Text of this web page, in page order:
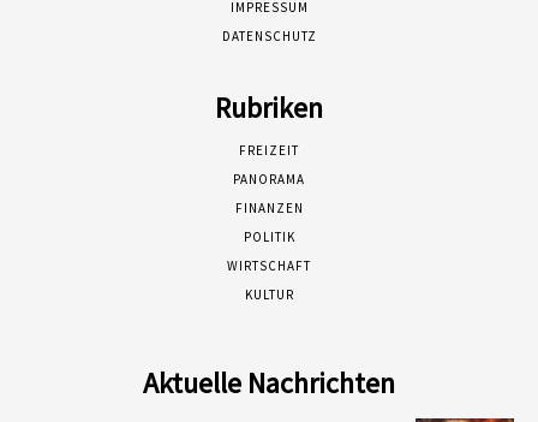
IMPRESSUM
DATENSCHUTZ
Rubriken
FREIZEIT
PANORAMA
FINANZEN
POLITIK
WIRTSCHAFT
KULTUR
Aktuelle Nachrichten